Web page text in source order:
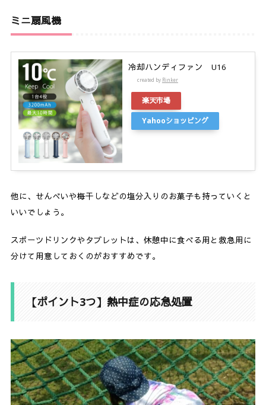
ミニ扇風機
冷却ハンディファン U16
created by Rinker
楽天市場
Yahooショッピング
他に、せんべいや梅干しなどの塩分入りのお菓子も持っていくと
いいでしょう。
スポーツドリンクやタブレットは、休憩中に食べる用と救急用に
分けて用意しておくのがおすすめです。
【ポイント3つ】熱中症の応急処置